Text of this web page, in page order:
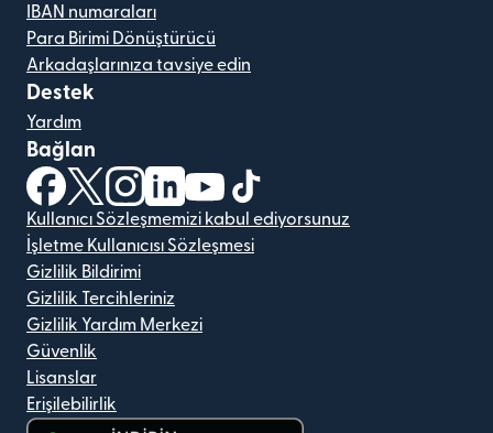
IBAN numaraları
Para Birimi Dönüştürücü
Arkadaşlarınıza tavsiye edin
Destek
Yardım
Bağlan
(yeni pencerede açılır)
(yeni pencerede açılır)
(yeni pencerede açılır)
(yeni pencerede açılır)
(yeni pencerede açılır)
Kullanıcı Sözleşmemizi kabul ediyorsunuz
İşletme Kullanıcısı Sözleşmesi
Gizlilik Bildirimi
Gizlilik Tercihleriniz
Gizlilik Yardım Merkezi
Güvenlik
Lisanslar
Erişilebilirlik